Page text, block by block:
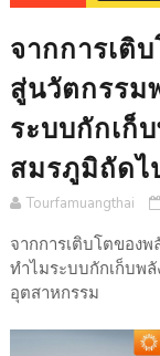
จากการเติ
สู่นวัตกรรม
ระบบกักเก็
สมรภูมิถัดไ
Tourfamuangthai
จากการเติบโตของ
ทำไมระบบกักเก็บพ
อุตสาหกรรม